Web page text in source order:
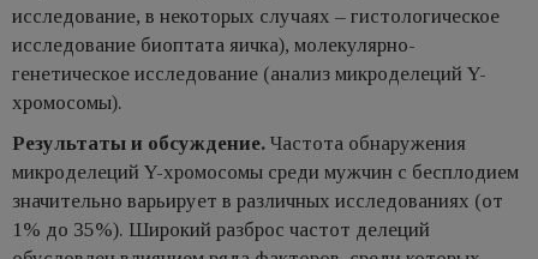
исследование, в некоторых случаях – гистологическое
исследование биоптата яичка), молекулярно-
генетическое исследование (анализ микроделеций Y-
хромосомы).
Результаты и обсуждение. Частота обнаружения
микроделеций Y-хромосомы среди мужчин с бесплодием
значительно варьирует в различных исследованиях (от
1% до 35%). Широкий разброс частот делеций